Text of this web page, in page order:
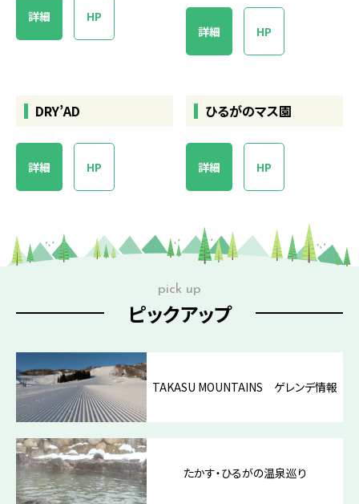
詳細 HP
詳細 HP
DRY’AD
詳細 HP
ひるがのマス園
詳細 HP
pick up
ピックアップ
TAKASU MOUNTAINS ゲレンデ情報
たかす・ひるがの温泉巡り